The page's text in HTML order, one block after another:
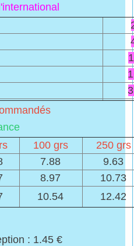
100 grs
250 grs
7.88
9.63
8.97
10.73
10.54 12.42
: 1.45 €